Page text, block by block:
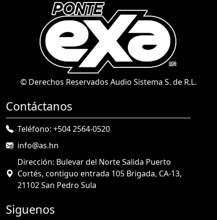
© Derechos Reservados Audio Sistema S. de R.L.
Contáctanos
Teléfono: +504 2564-0520
info@as.hn
Dirección: Bulevar del Norte Salida Puerto
Cortés, contiguo entrada 105 Brigada, CA-13,
21102 San Pedro Sula
Siguenos